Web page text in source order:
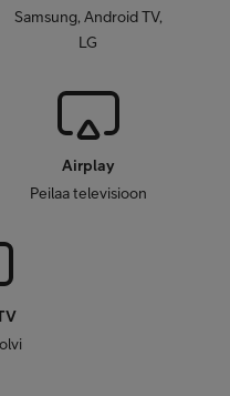
Samsung, Android TV,
LG
Airplay
Peilaa televisioon